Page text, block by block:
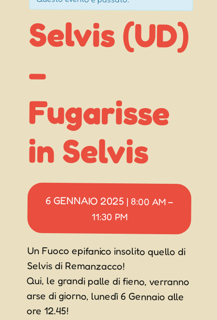
Selvis (UD)
–
Fugarisse
in Selvis
6 GENNAIO 2025 | 8:00 AM –
11:30 PM
Un Fuoco epifanico insolito quello di
Selvis di Remanzacco!
Qui, le grandi palle di fieno, verranno
arse di giorno, lunedì 6 Gennaio alle
ore 12.45!